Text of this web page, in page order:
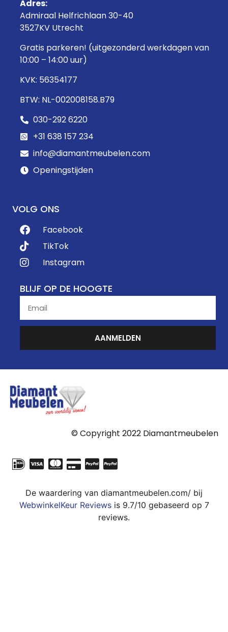
Adres:
Admiraal Helfrichlaan 30-40
3527KV Utrecht
Gratis parkeren! (uitgezonderd werkdagen van
10:00 – 14:00 uur)
KVK: 56354177
BTW: NL-002008158.B79
030-292 6220
+31 638 157 234
info@diamantmeubelen.com
Openingstijden
VOLG ONS
Facebook
TikTok
Instagram
BLIJF OP DE HOOGTE
AANMELDEN
© Copyright 2022 Diamantmeubelen
De waardering van diamantmeubelen.com/ bij
WebwinkelKeur Reviewsis 9.7/10 gebaseerd op 7
reviews.